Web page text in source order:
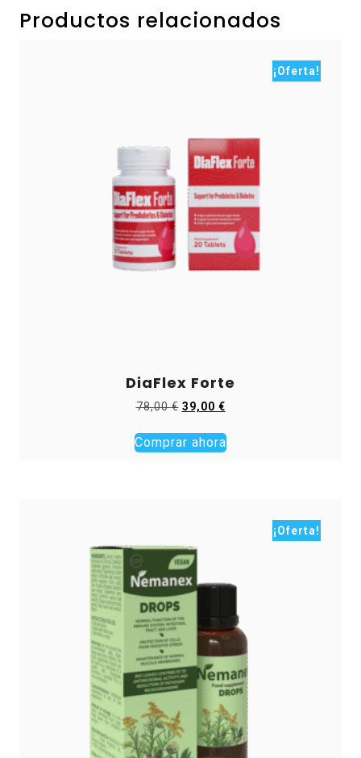
Productos relacionados
¡Oferta!
DiaFlex Forte
78,00€ El
original
era:
39,00 €El
actual
es:
Comprar ahora
¡Oferta!